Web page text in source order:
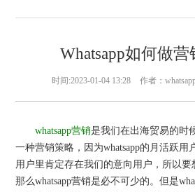
Whatsapp如何做营
时间:2023-01-04 13:28 作者：
whatsapp营销是我们在出海贸易的时
一种营销策略，因为whatsapp的月活跃用
用户里肯定存在我们的意向用户，所以要
那么whatsapp营销是必不可少的。但是